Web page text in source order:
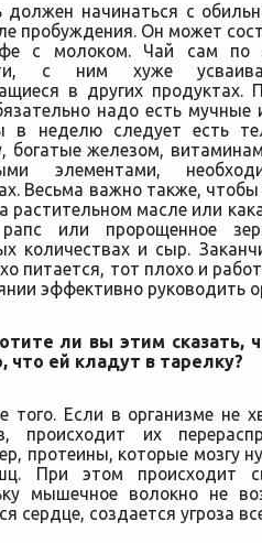
начинаться с
пробуждения. Он может
с молоком. Чай сам по
с ним хуже
в других продуктах.
надо есть
в неделю следует есть
богатые железом,
элементами,
Весьма важно также,
растительном масле или
рапс или пророщенное
количествах и сыр.
питается, тот плохо и
эффективно руководить
ли вы этим сказать,
что ей кладут в тарелку?
того. Если в организме не
происходит их
протеины, которые мозгу
При этом происходит
мышечное волокно не
сердце, создается угроза